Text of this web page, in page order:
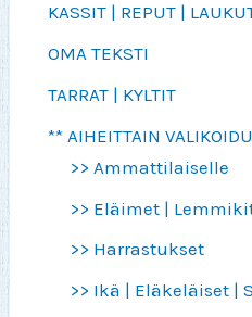
KASSIT | REPUT |
OMA TEKSTI
TARRAT | KYLTIT
** AIHEITTAIN
>> Ammattilaiselle
>> Eläimet |
>> Harrastukset
>> Ikä | Eläkeläiset |